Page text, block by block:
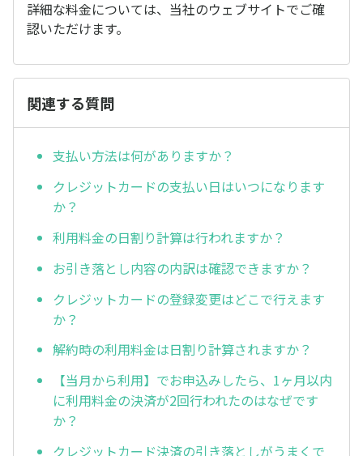
詳細な料金については、当社のウェブサイトでご確
認いただけます。
関連する質問
支払い方法は何がありますか？
クレジットカードの支払い日はいつになります
か？
利用料金の日割り計算は行われますか？
お引き落とし内容の内訳は確認できますか？
クレジットカードの登録変更はどこで行えます
か？
解約時の利用料金は日割り計算されますか？
【当月から利用】でお申込みしたら、1ヶ月以内
に利用料金の決済が2回行われたのはなぜです
か？
クレジットカード決済の引き落としがうまくで